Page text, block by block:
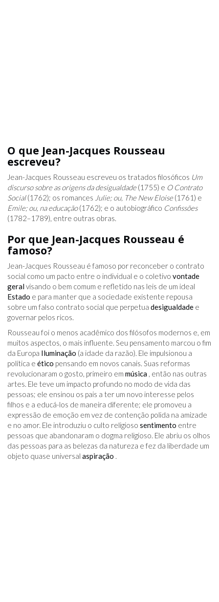
O que Jean-Jacques Rousseau
escreveu?
Jean-Jacques Rousseau escreveu os tratados filosóficos Um
discurso sobre as origens da desigualdade(1755) e O Contrato
Social(1762); os romances Julie; ou, The New Eloise(1761) e
Emile; ou, na educação(1762); e o autobiográfico Confissões
(1782–1789), entre outras obras.
Por que Jean-Jacques Rousseau é
famoso?
Jean-Jacques Rousseau é famoso por reconceber o contrato
social como um pacto entre o individual e o coletivo vontade
geralvisando o bem comum e refletido nas leis de um ideal
Estado e para manter que a sociedade existente repousa
sobre um falso contrato social que perpetua desigualdade e
governar pelos ricos.
Rousseau foi o menos acadêmico dos filósofos modernos e, em
muitos aspectos, o mais influente. Seu pensamento marcou o fim
da Europa Iluminação (a idade da razão). Ele impulsionou a
política e ético pensando em novos canais. Suas reformas
revolucionaram o gosto, primeiro em música , então nas outras
artes. Ele teve um impacto profundo no modo de vida das
pessoas; ele ensinou os pais a ter um novo interesse pelos
filhos e a educá-los de maneira diferente; ele promoveu a
expressão de emoção em vez de contenção polida na amizade
e no amor. Ele introduziu o culto religioso sentimento entre
pessoas que abandonaram o dogma religioso. Ele abriu os olhos
das pessoas para as belezas da natureza e fez da liberdade um
objeto quase universal aspiração .